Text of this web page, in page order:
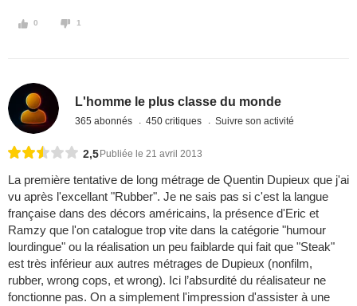
0 1
L'homme le plus classe du monde
365 abonnés 450 critiques Suivre son activité
2,5 Publiée le 21 avril 2013
La première tentative de long métrage de Quentin Dupieux que j'ai
vu après l'excellant "Rubber". Je ne sais pas si c'est la langue
française dans des décors américains, la présence d'Eric et
Ramzy que l'on catalogue trop vite dans la catégorie "humour
lourdingue" ou la réalisation un peu faiblarde qui fait que "Steak"
est très inférieur aux autres métrages de Dupieux (nonfilm,
rubber, wrong cops, et wrong). Ici l’absurdité du réalisateur ne
fonctionne pas. On a simplement l'impression d'assister à une